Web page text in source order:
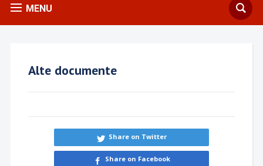
MENU
Alte documente
Share on Twitter
Share on Facebook